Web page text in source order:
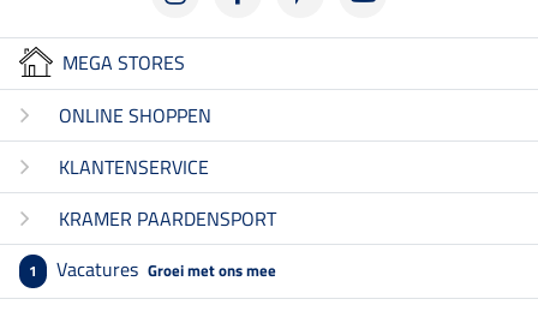
MEGA STORES
ONLINE SHOPPEN
KLANTENSERVICE
KRAMER PAARDENSPORT
1 Vacatures Groei met ons mee